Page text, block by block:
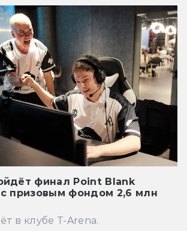
финал Point Blank
с призовым фондом 2,6 млн
в клубе T-Arena.